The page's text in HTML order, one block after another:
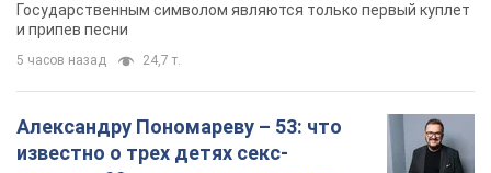
Государственным символом являются только первый куплет
и припев песни
5 часов назад 24,7 т.
Александру Пономареву – 53: что
известно о трех детях секс-